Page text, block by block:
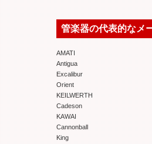
管楽器の代表的なメ
AMATI
Antigua
Excalibur
Orient
KEILWERTH
Cadeson
KAWAI
Cannonball
King